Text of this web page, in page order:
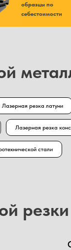
образцы по
себестоимости
Лазерная резка латуни
Лазерная резка
стали